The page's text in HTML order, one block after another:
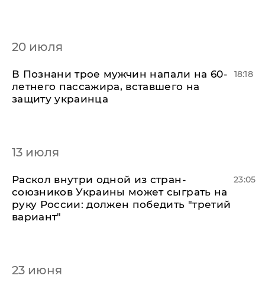
20 июля
​В Познани трое мужчин напали на 60-
летнего пассажира, вставшего на
защиту украинца
18:18
13 июля
Раскол внутри одной из стран-
союзников Украины может сыграть на
руку России: должен победить "третий
вариант"
23:05
23 июня